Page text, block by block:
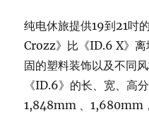
纯电休旅提供19到21吋
Crozz》比《ID.6 X》离
固的塑料装饰以及不同
《ID.6》的长、宽、高
1,848mm 、1,680mm